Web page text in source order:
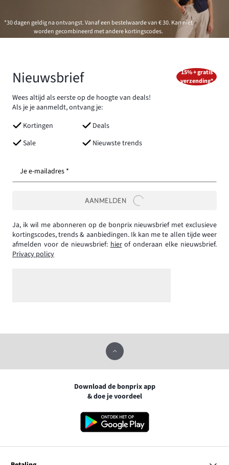
*30 dagen geldig na ontvangst. Vanaf een bestelwaarde van € 30. Kan niet
worden gecombineerd met andere kortingscodes.
Nieuwsbrief
Wees altijd als eerste op de hoogte van deals!
Als je je aanmeldt, ontvang je:
Kortingen
Deals
Sale
Nieuwste trends
15% + gratis
verzending*
Je e-mailadres *
AANMELDEN
Ja, ik wil me abonneren op de bonprix nieuwsbrief met exclusieve
kortingscodes, trends & aanbiedingen. Ik kan me te allen tijde weer
afmelden voor de nieuwsbrief:hierof onderaan elke nieuwsbrief.
Privacy policy
Download de bonprix app
& doe je voordeel